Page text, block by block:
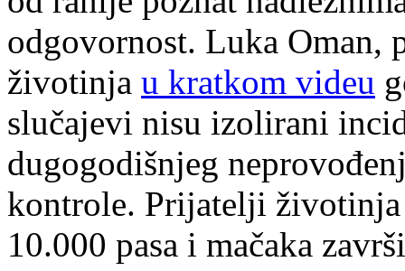
odgovornost. Luka Oman,
životinja u kratkom videu
slučajevi nisu izolirani
dugogodišnjeg
kontrole. Prijatelji životinja
10.000 pasa i mačaka